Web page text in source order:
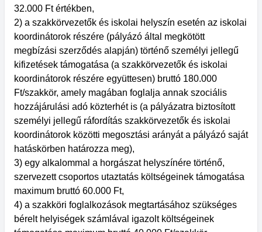
32.000 Ft értékben,
2) a szakkörvezetők és iskolai helyszín esetén az iskolai
koordinátorok részére (pályázó által megkötött
megbízási szerződés alapján) történő személyi jellegű
kifizetések támogatása (a szakkörvezetők és iskolai
koordinátorok részére együttesen) bruttó 180.000
Ft/szakkör, amely magában foglalja annak szociális
hozzájárulási adó közterhét is (a pályázatra biztosított
személyi jellegű ráfordítás szakkörvezetők és iskolai
koordinátorok közötti megosztási arányát a pályázó saját
hatáskörben határozza meg),
3) egy alkalommal a horgászat helyszínére történő,
szervezett csoportos utaztatás költségeinek támogatása
maximum bruttó 60.000 Ft,
4) a szakköri foglalkozások megtartásához szükséges
bérelt helyiségek számlával igazolt költségeinek